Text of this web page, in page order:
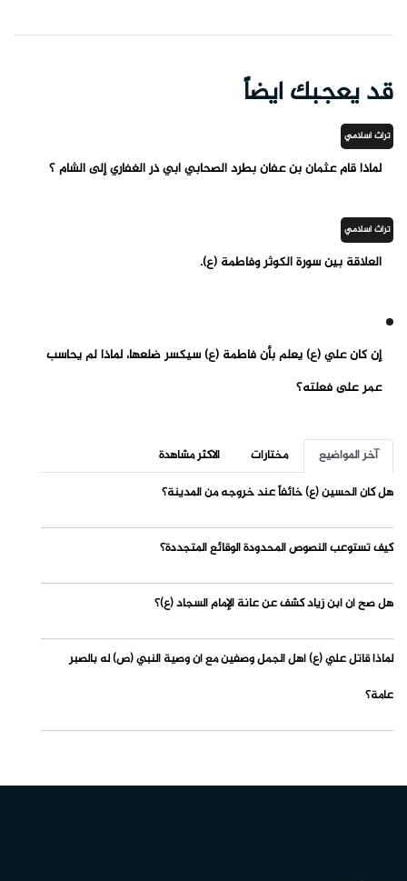
قد يعجبك ايضاً
تراث اسلامي
لماذا قام عثمان بن عفان بطرد الصحابي أبي ذر الغفاري إلى الشام ؟
تراث اسلامي
العلاقة بين سورة الكوثر وفاطمة (ع).
إن كان علي (ع) يعلم بأن فاطمة (ع) سيكسر ضلعها، لماذا لم يحاسب
عمر على فعلته؟
آخر المواضيع مختارات
الاكثر مشاهدة
هل كان الحسين (ع) خائفاً عند خروجه من المدينة؟
كيف تستوعب النصوص المحدودة الوقائع المتجددة؟
هل صح أن ابن زياد كشف عن عانة الإمام السجاد (ع)؟
لماذا قاتل علي (ع) أهل الجمل وصفين مع أن وصية النبي (ص) له بالصبر
عامة؟